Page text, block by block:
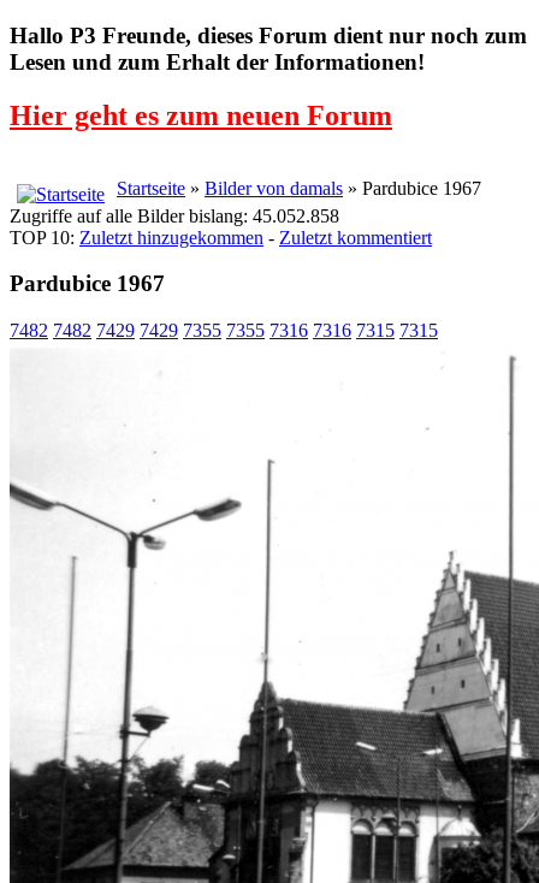
Hallo P3 Freunde, dieses Forum dient nur noch zum
Lesen und zum Erhalt der Informationen!
Hier geht es zum neuen Forum
Startseite » Bilder von damals » Pardubice 1967
Zugriffe auf alle Bilder bislang: 45.052.858
TOP 10: Zuletzt hinzugekommen - Zuletzt kommentiert
Pardubice 1967
7482 7482 7429 7429 7355 7355 7316 7316 7315 7315